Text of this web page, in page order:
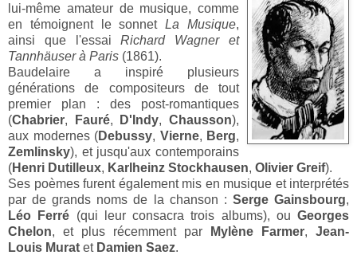
lui-même amateur de musique, comme
en témoignent le sonnetLa Musique,
ainsi que l'essaiRichard Wagner et
Tannhäuser à Paris (1861).
Baudelaire a inspiré plusieurs
générations de compositeurs de tout
premier plan : des post-romantiques
(Chabrier, Fauré, D'Indy,Chausson),
aux modernes (Debussy, Vierne, Berg,
Zemlinsky), et jusqu'aux contemporains
(Henri Dutilleux, Karlheinz Stockhausen, Olivier Greif).
Ses poèmes furent également mis en musique et interprétés
par de grands noms de la chanson : Serge Gainsbourg,
Léo Ferré (qui leur consacra trois albums), ou Georges
Chelon, et plus récemment par Mylène Farmer, Jean-
Louis Murat et Damien Saez.